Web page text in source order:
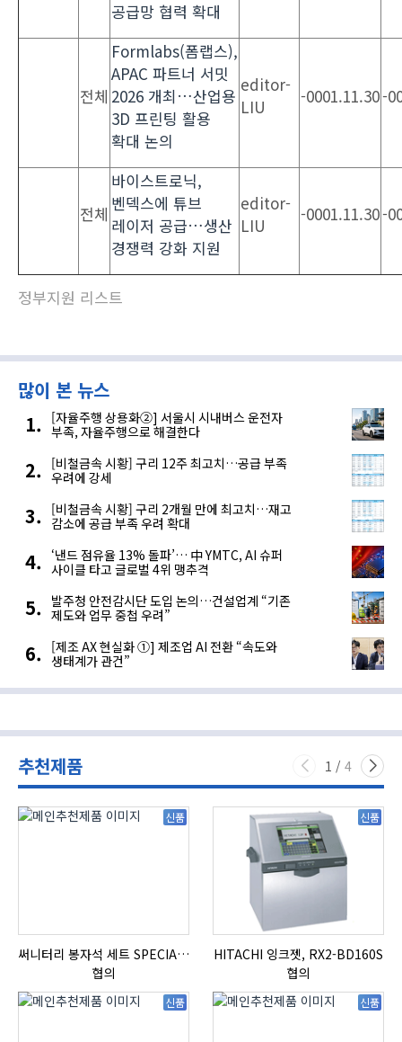
정부지원 리스트
공급망 협력 확대
전체
Formlabs(폼랩스),
APAC 파트너 서밋
2026 개최…산업용
3D 프린팅 활용
확대 논의
editor-
LIU
-0001.11.30-
전체
바이스트로닉,
벤덱스에 튜브
레이저 공급…생산
경쟁력 강화 지원
editor-
LIU
-0001.11.30-
많이 본 뉴스
[자율주행 상용화②] 서울시 시내버스 운전자
부족, 자율주행으로 해결한다
[비철금속 시황] 구리 12주 최고치…공급 부족
우려에 강세
[비철금속 시황] 구리 2개월 만에 최고치…재고
감소에 공급 부족 우려 확대
‘낸드 점유율 13% 돌파’… 中 YMTC, AI 슈퍼
사이클 타고 글로벌 4위 맹추격
발주청 안전감시단 도입 논의…건설업계 “기존
제도와 업무 중첩 우려”
[제조 AX 현실화 ①] 제조업 AI 전환 “속도와
생태계가 관건”
추천제품 1 / 4
신품
써니터리 봉자석 세트 SPECIAL , 봉자석 , 자석봉 , 호퍼용자석 , 전자석
협의
신품
HITACHI 잉크젯, RX2-BD160S
협의
신품 신품